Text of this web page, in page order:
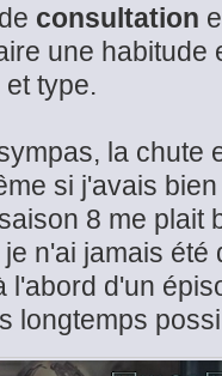
consultation
une habitude
type.
la chute
si j'avais
8 me plait
n'ai jamais
l'abord d'un
longtemps